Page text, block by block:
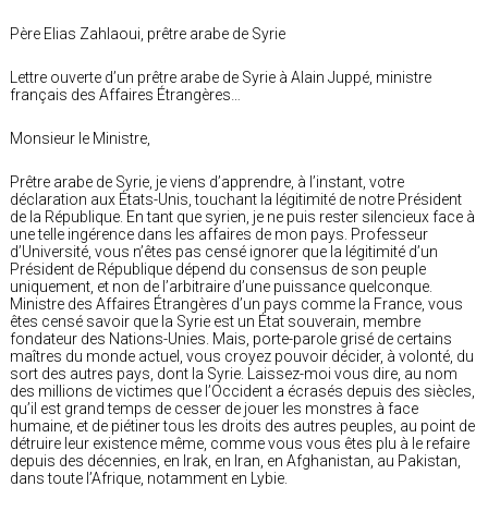
Père Elias Zahlaoui, prêtre arabe de Syrie
Lettre ouverte d’un prêtre arabe de Syrie à Alain Juppé, ministre
français des Affaires Étrangères…
Monsieur le Ministre,
Prêtre arabe de Syrie, je viens d’apprendre, à l’instant, votre
déclaration aux États-Unis, touchant la légitimité de notre Président
de la République. En tant que syrien, je ne puis rester silencieux face à
une telle ingérence dans les affaires de mon pays. Professeur
d’Université, vous n’êtes pas censé ignorer que la légitimité d’un
Président de République dépend du consensus de son peuple
uniquement, et non de l’arbitraire d’une puissance quelconque.
Ministre des Affaires Étrangères d’un pays comme la France, vous
êtes censé savoir que la Syrie est un État souverain, membre
fondateur des Nations-Unies. Mais, porte-parole grisé de certains
maîtres du monde actuel, vous croyez pouvoir décider, à volonté, du
sort des autres pays, dont la Syrie. Laissez-moi vous dire, au nom
des millions de victimes que l’Occident a écrasés depuis des siècles,
qu’il est grand temps de cesser de jouer les monstres à face
humaine, et de piétiner tous les droits des autres peuples, au point de
détruire leur existence même, comme vous vous êtes plu à le refaire
depuis des décennies, en Irak, en Iran, en Afghanistan, au Pakistan,
dans toute l’Afrique, notamment en Lybie.